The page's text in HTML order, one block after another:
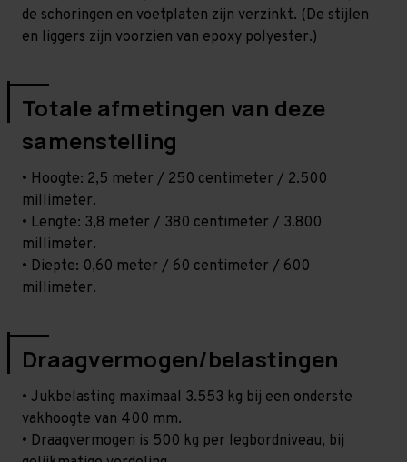
de schoringen en voetplaten zijn verzinkt. (De stijlen
en liggers zijn voorzien van epoxy polyester.)
Totale afmetingen van deze
samenstelling
• Hoogte: 2,5 meter / 250 centimeter / 2.500
millimeter.
• Lengte: 3,8 meter / 380 centimeter / 3.800
millimeter.
• Diepte: 0,60 meter / 60 centimeter / 600
millimeter.
Draagvermogen/belastingen
• Jukbelasting maximaal 3.553 kg bij een onderste
vakhoogte van 400 mm.
• Draagvermogen is 500 kg per legbordniveau, bij